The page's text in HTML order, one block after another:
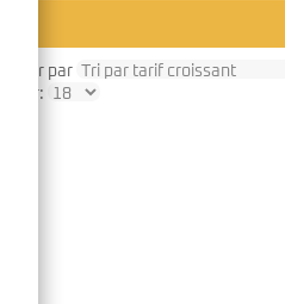
Trier par
Voir: